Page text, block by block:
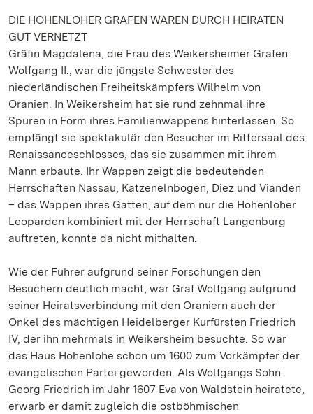
DIE HOHENLOHER GRAFEN WAREN DURCH HEIRATEN
GUT VERNETZT
Gräfin Magdalena, die Frau des Weikersheimer Grafen
Wolfgang II., war die jüngste Schwester des
niederländischen Freiheitskämpfers Wilhelm von
Oranien. In Weikersheim hat sie rund zehnmal ihre
Spuren in Form ihres Familienwappens hinterlassen. So
empfängt sie spektakulär den Besucher im Rittersaal des
Renaissanceschlosses, das sie zusammen mit ihrem
Mann erbaute. Ihr Wappen zeigt die bedeutenden
Herrschaften Nassau, Katzenelnbogen, Diez und Vianden
– das Wappen ihres Gatten, auf dem nur die Hohenloher
Leoparden kombiniert mit der Herrschaft Langenburg
auftreten, konnte da nicht mithalten.
Wie der Führer aufgrund seiner Forschungen den
Besuchern deutlich macht, war Graf Wolfgang aufgrund
seiner Heiratsverbindung mit den Oraniern auch der
Onkel des mächtigen Heidelberger Kurfürsten Friedrich
IV, der ihn mehrmals in Weikersheim besuchte. So war
das Haus Hohenlohe schon um 1600 zum Vorkämpfer der
evangelischen Partei geworden. Als Wolfgangs Sohn
Georg Friedrich im Jahr 1607 Eva von Waldstein heiratete,
erwarb er damit zugleich die ostböhmischen